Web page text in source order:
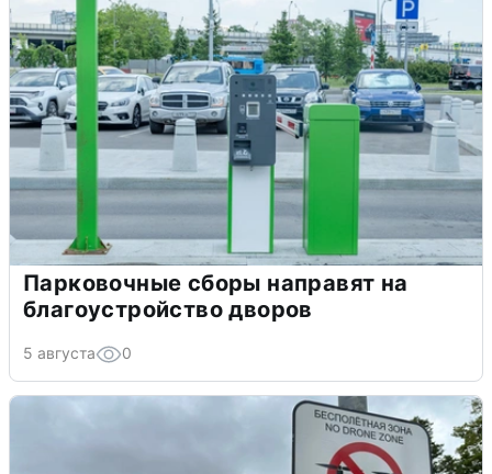
Парковочные сборы направят на
благоустройство дворов
5 августа 0